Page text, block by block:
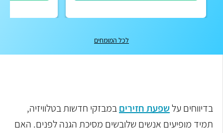
לכל המומחים
בדיווחים על שפעת חזיריםבמבזקי חדשות בטלוויזיה,
תמיד מופיעים אנשים שלובשים מסיכת הגנה לפנים. האם